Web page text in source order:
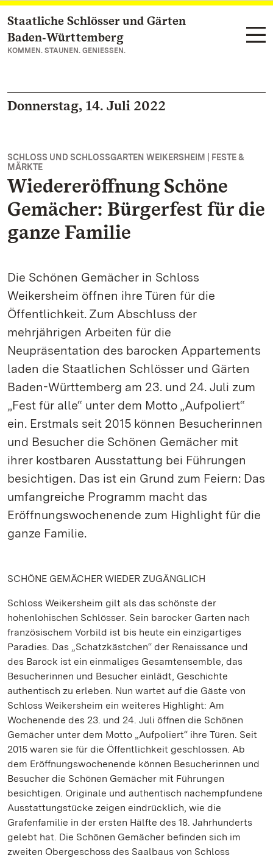
Zum Hauptinhalt springen
Staatliche Schlösser und Gärten
Baden‑Württemberg
KOMMEN. STAUNEN. GENIESSEN.
Donnerstag, 14. Juli 2022
SCHLOSS UND SCHLOSSGARTEN WEIKERSHEIM | FESTE &
MÄRKTE
Wiedereröffnung Schöne
Gemächer: Bürgerfest für die
ganze Familie
Die Schönen Gemächer in Schloss
Weikersheim öffnen ihre Türen für die
Öffentlichkeit. Zum Abschluss der
mehrjährigen Arbeiten für die
Neupräsentation des barocken Appartements
laden die Staatlichen Schlösser und Gärten
Baden-Württemberg am 23. und 24. Juli zum
„Fest für alle“ unter dem Motto „Aufpoliert“
ein. Erstmals seit 2015 können Besucherinnen
und Besucher die Schönen Gemächer mit
ihrer kostbaren Ausstattung bei Führungen
besichtigen. Das ist ein Grund zum Feiern: Das
umfangreiche Programm macht das
Eröffnungswochenende zum Highlight für die
ganze Familie.
SCHÖNE GEMÄCHER WIEDER ZUGÄNGLICH
Schloss Weikersheim gilt als das schönste der
hohenlohischen Schlösser. Sein barocker Garten nach
französischem Vorbild ist bis heute ein einzigartiges
Paradies. Das „Schatzkästchen“ der Renaissance und
des Barock ist ein einmaliges Gesamtensemble, das
Besucherinnen und Besucher einlädt, Geschichte
authentisch zu erleben. Nun wartet auf die Gäste von
Schloss Weikersheim ein weiteres Highlight: Am
Wochenende des 23. und 24. Juli öffnen die Schönen
Gemächer unter dem Motto „Aufpoliert“ ihre Türen. Seit
2015 waren sie für die Öffentlichkeit geschlossen. Ab
dem Eröffnungswochenende können Besucherinnen und
Besucher die Schönen Gemächer mit Führungen
besichtigen. Originale und authentisch nachempfundene
Ausstattungstücke zeigen eindrücklich, wie die
Grafenfamilie in der ersten Hälfte des 18. Jahrhunderts
gelebt hat. Die Schönen Gemächer befinden sich im
zweiten Obergeschoss des Saalbaus von Schloss